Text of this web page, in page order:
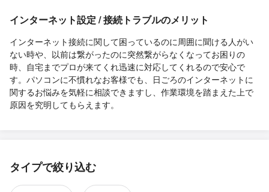
インターネット設定 / 接続トラブルのメリット
インターネット接続に関して困っているのに周囲に聞ける人がい
ない時や、以前は繋がったのに突然繋がらなくなってお困りの
時、自宅までプロが来てくれ迅速に対応してくれるので安心で
す。パソコンに不慣れなお客様でも、日ごろのインターネットに
関するお悩みを気軽に相談できますし、作業環境を踏まえた上で
原因を究明してもらえます。
タイプで絞り込む